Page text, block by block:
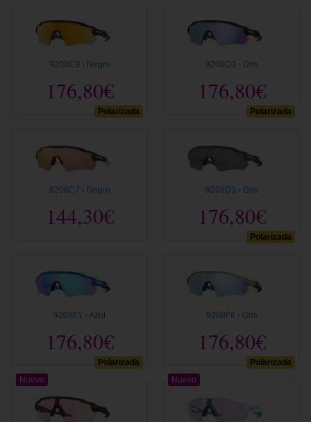
Polarizada
9208C9 › Negro
176,80€
Polarizada
9208C0 › Gris
176,80€
9208C7 › Negro
144,30€
Polarizada
9208D3 › Gris
176,80€
Polarizada
9208F1 › Azul
176,80€
Polarizada
9208F6 › Gris
176,80€
Nuevo Nuevo